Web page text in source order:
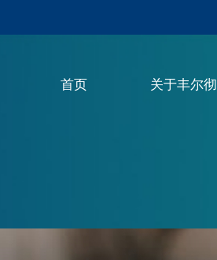
首页 关于丰尔彻